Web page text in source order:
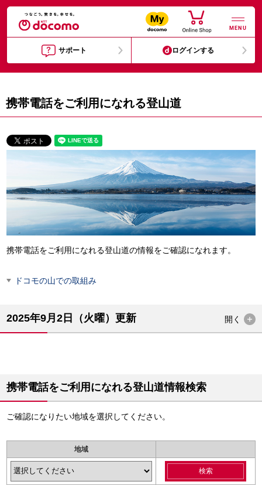
MENU
サポート ログインする
携帯電話をご利用になれる登山道
携帯電話をご利用になれる登山道の情報をご確認になれます。
ドコモの山での取組み
2025年9月2日（火曜）更新 開く
携帯電話をご利用になれる登山道情報検索
ご確認になりたい地域を選択してください。
地域
検索